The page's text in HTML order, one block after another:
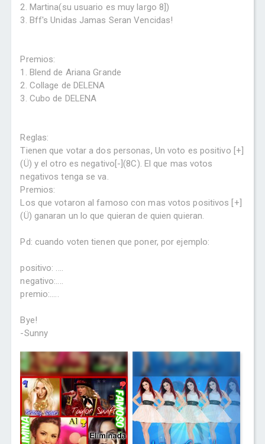
2. Martina(su usuario es muy largo 8])
3. Bff's Unidas Jamas Seran Vencidas!
Premios:
1. Blend de Ariana Grande
2. Collage de DELENA
3. Cubo de DELENA
Reglas:
Tienen que votar a dos personas, Un voto es positivo [+]
(Ü) y el otro es negativo[-](8C). El que mas votos
negativos tenga se va.
Premios:
Los que votaron al famoso con mas votos positivos [+]
(Ü) ganaran un lo que quieran de quien quieran.
Pd: cuando voten tienen que poner, por ejemplo:
positivo: ....
negativo:....
premio:.....
Bye!
-Sunny